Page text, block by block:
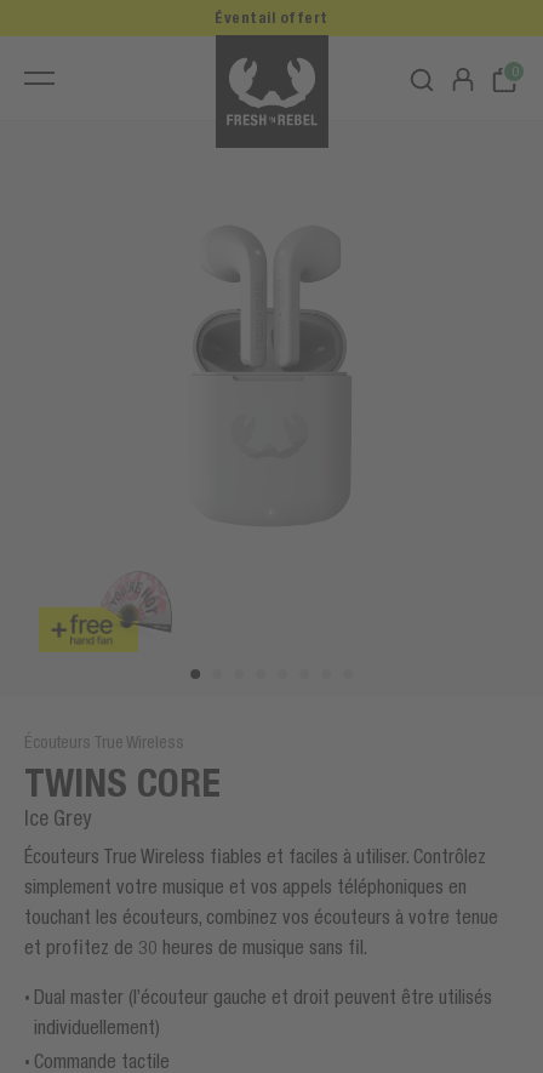
0
Éventail offert
Écouteurs True Wireless
TWINS CORE
Ice Grey
Écouteurs True Wireless fiables et faciles à utiliser. Contrôlez
simplement votre musique et vos appels téléphoniques en
touchant les écouteurs, combinez vos écouteurs à votre tenue
et profitez de 30 heures de musique sans fil.
Dual master (l’écouteur gauche et droit peuvent être utilisés
individuellement)
Commande tactile